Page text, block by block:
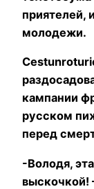
приятелей,
молодежи.
Cestun
кампании
русском
перед
-Володя,
выскочкой!